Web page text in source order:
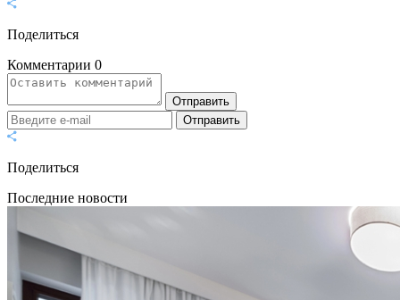
Поделиться
Комментарии 0
Отправить
Отправить
Поделиться
Последние новости